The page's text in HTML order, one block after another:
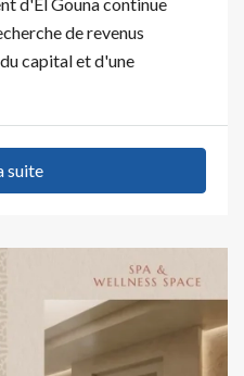
d'El Gouna continue
de revenus
capital et d'une
suite